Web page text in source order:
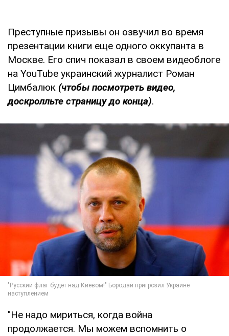
Преступные призывы он озвучил во время
презентации книги еще одного оккупанта в
Москве. Его спич показал в своем видеоблоге
на YouTube украинский журналист Роман
Цимбалюк (чтобы посмотреть видео,
доскролльте страницу до конца).
"Не надо мириться, когда война
продолжается. Мы можем вспомнить о